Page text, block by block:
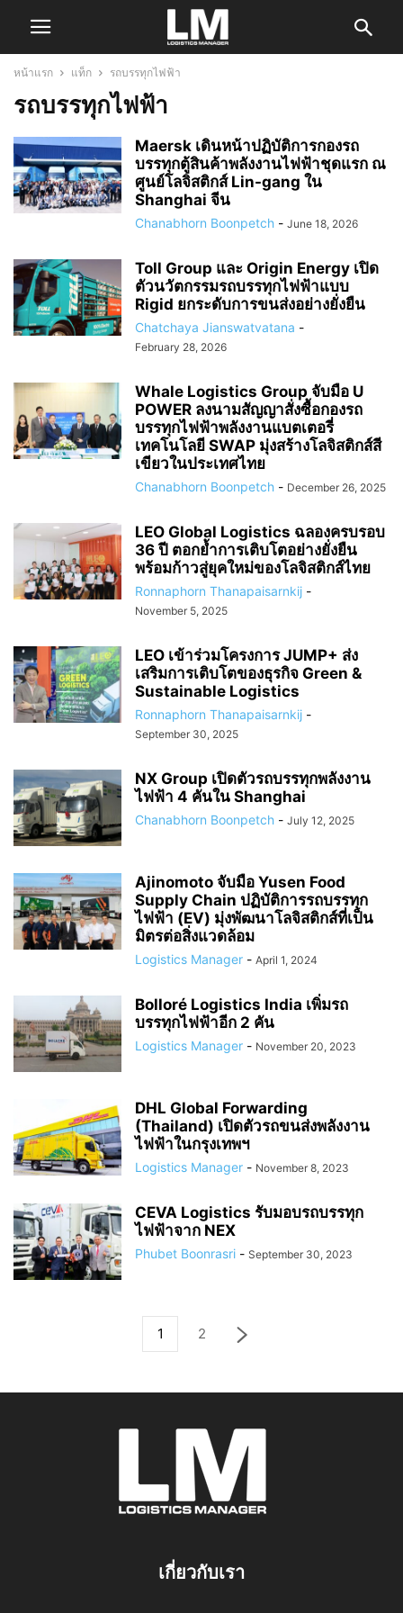
หน้าแรก แท็ก รถบรรทุกไฟฟ้า
รถบรรทุกไฟฟ้า
Maersk เดินหน้าปฏิบัติการกองรถ
บรรทุกตู้สินค้าพลังงานไฟฟ้าชุดแรก ณ
ศูนย์โลจิสติกส์ Lin-gang ใน
Shanghai จีน
Chanabhorn Boonpetch - June 18, 2026
Toll Group และ Origin Energy เปิด
ตัวนวัตกรรมรถบรรทุกไฟฟ้าแบบ
Rigid ยกระดับการขนส่งอย่างยั่งยืน
Chatchaya Jianswatvatana -
February 28, 2026
Whale Logistics Group จับมือ U
POWER ลงนามสัญญาสั่งซื้อกองรถ
บรรทุกไฟฟ้าพลังงานแบตเตอรี่
เทคโนโลยี SWAP มุ่งสร้างโลจิสติกส์สี
เขียวในประเทศไทย
Chanabhorn Boonpetch - December 26, 2025
LEO Global Logistics ฉลองครบรอบ
36 ปี ตอกย้ำการเติบโตอย่างยั่งยืน
พร้อมก้าวสู่ยุคใหม่ของโลจิสติกส์ไทย
Ronnaphorn Thanapaisarnkij -
November 5, 2025
LEO เข้าร่วมโครงการ JUMP+ ส่ง
เสริมการเติบโตของธุรกิจ Green &
Sustainable Logistics
Ronnaphorn Thanapaisarnkij -
September 30, 2025
NX Group เปิดตัวรถบรรทุกพลังงาน
ไฟฟ้า 4 คันใน Shanghai
Chanabhorn Boonpetch - July 12, 2025
Ajinomoto จับมือ Yusen Food
Supply Chain ปฏิบัติการรถบรรทุก
ไฟฟ้า (EV) มุ่งพัฒนาโลจิสติกส์ที่เป็น
มิตรต่อสิ่งแวดล้อม
Logistics Manager - April 1, 2024
Bolloré Logistics India เพิ่มรถ
บรรทุกไฟฟ้าอีก 2 คัน
Logistics Manager - November 20, 2023
DHL Global Forwarding
(Thailand) เปิดตัวรถขนส่งพลังงาน
ไฟฟ้าในกรุงเทพฯ
Logistics Manager - November 8, 2023
CEVA Logistics รับมอบรถบรรทุก
ไฟฟ้าจาก NEX
Phubet Boonrasri - September 30, 2023
1 2
เกี่ยวกับเรา